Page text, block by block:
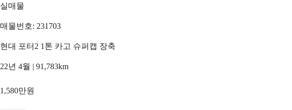
실매물
매물번호: 231703
현대 포터2 1톤 카고 슈퍼캡 장축
22년 4월 | 91,783km
1,580만원